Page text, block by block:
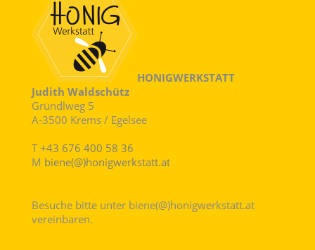
HONIGWERKSTATT
Judith Waldschütz
Gründlweg 5
A-3500 Krems / Egelsee
T +43 676 400 58 36
M biene(@)honigwerkstatt.at
Besuche bitte unter biene(@)honigwerkstatt.at
vereinbaren.